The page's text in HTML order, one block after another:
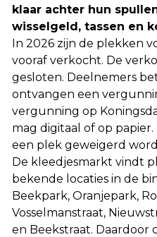
klaar achter hun
wisselgeld, tassen en
In 2026 zijn de plekken
vooraf verkocht. De
gesloten. Deelnemers
ontvangen een
vergunning op
mag digitaal of op
een plek geweigerd
De kleedjesmarkt vindt
bekende locaties in de
Beekpark, Oranjepark,
Vosselmanstraat,
en Beekstraat.